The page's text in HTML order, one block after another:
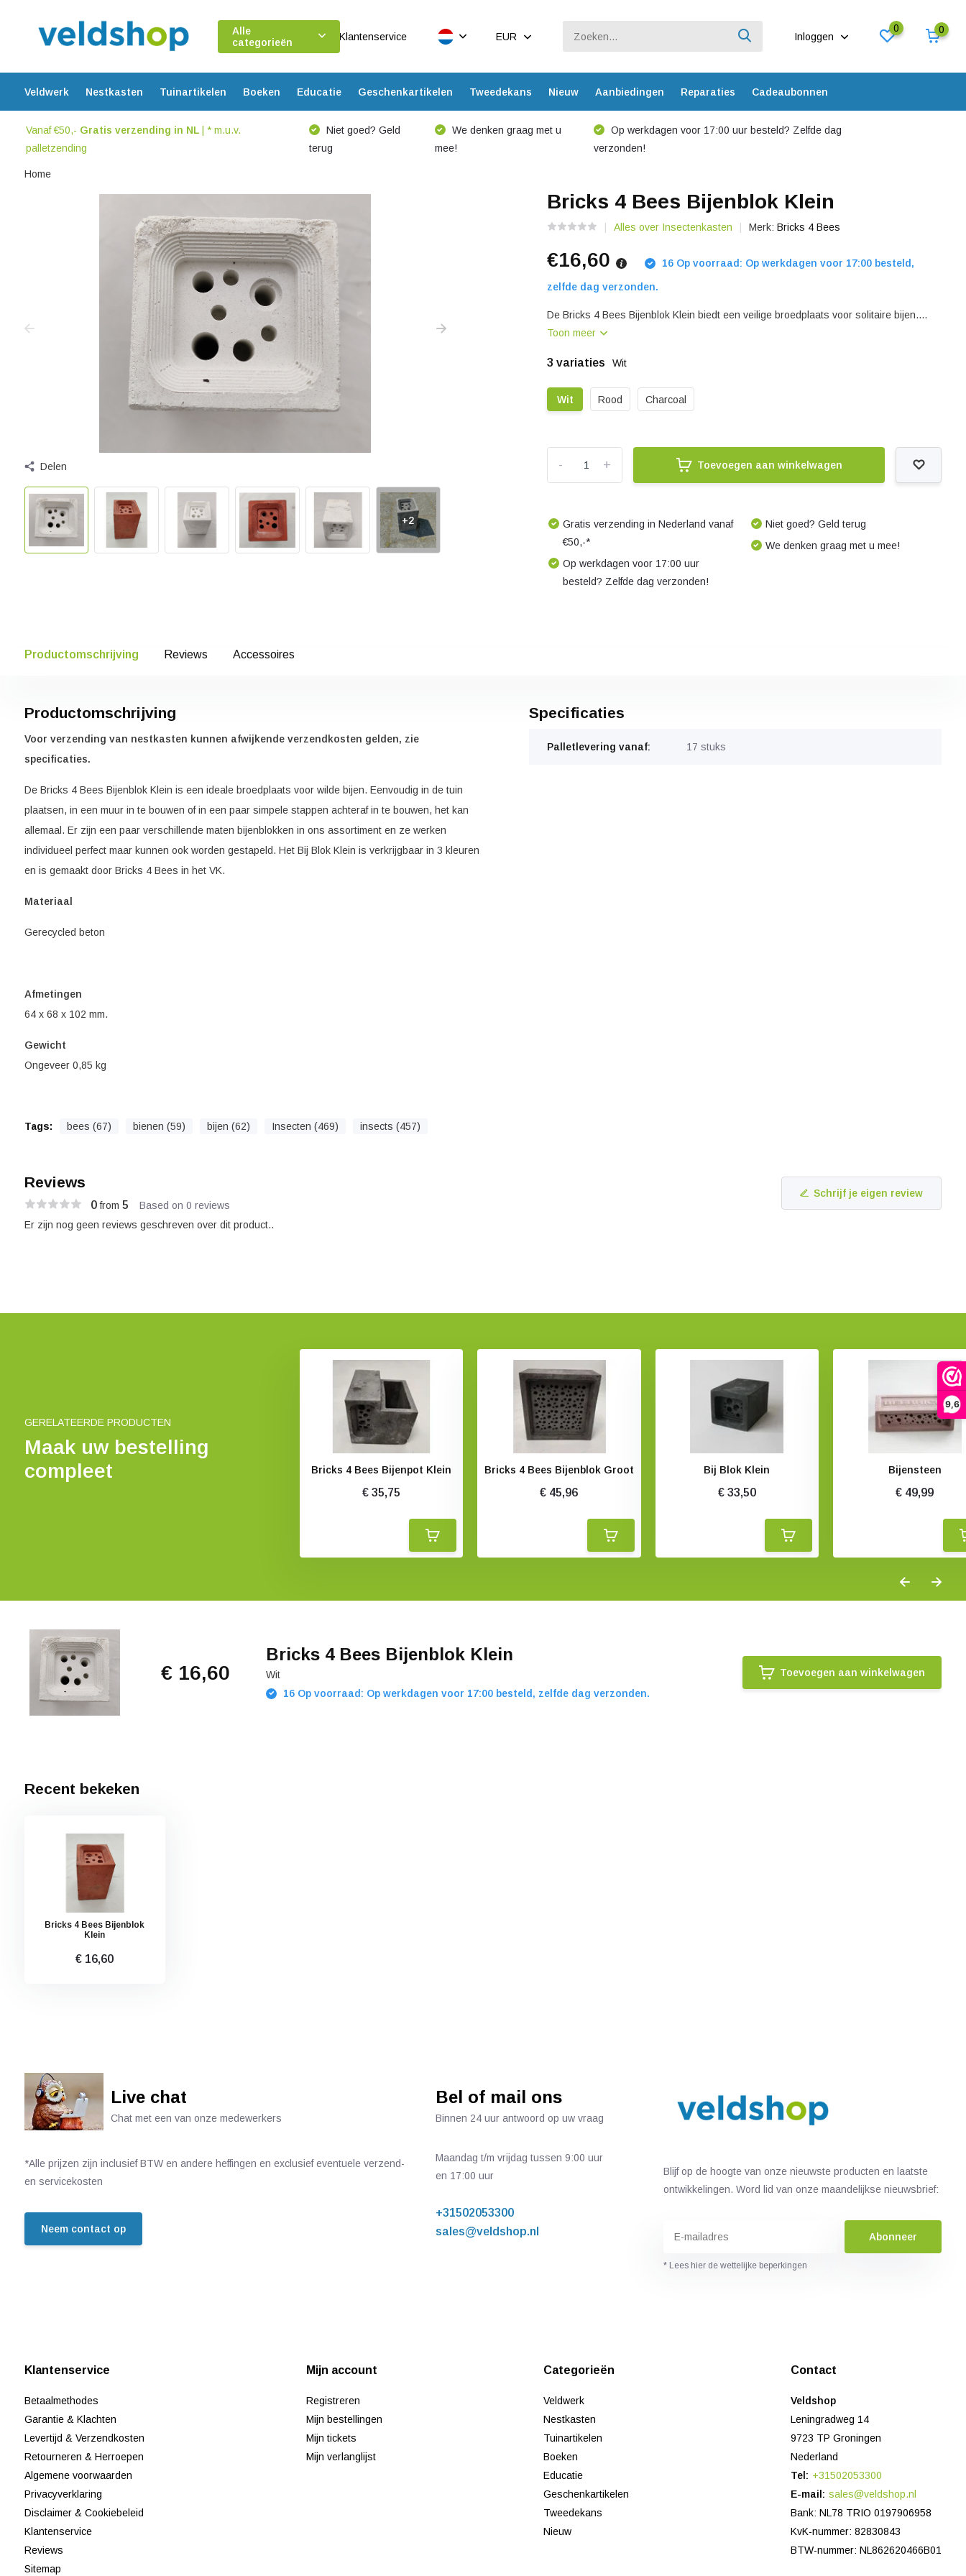
9,6
Alle
categorieën
Klantenservice EUR Inloggen
0 0
Veldwerk Nestkasten Tuinartikelen Boeken Educatie Geschenkartikelen Tweedekans Nieuw Aanbiedingen Reparaties Cadeaubonnen
Vanaf €50,- Gratis verzending in NL| * m.u.v.
palletzending
Niet goed? Geld
terug
We denken graag met u
mee!
Op werkdagen voor 17:00 uur besteld? Zelfde dag
verzonden!
Home
Delen
+2
Bricks 4 Bees Bijenblok Klein
Alles over Insectenkasten Merk:Bricks 4 Bees
€16,60 16 Op voorraad: Op werkdagen voor 17:00 besteld,
zelfde dag verzonden.
De Bricks 4 Bees Bijenblok Klein biedt een veilige broedplaats voor solitaire bijen....
Toon meer
3 variaties Wit
Wit Rood Charcoal
+
- Toevoegen aan winkelwagen
Gratis verzending in Nederland vanaf
€50,-*
Op werkdagen voor 17:00 uur
besteld? Zelfde dag verzonden!
Niet goed? Geld terug
We denken graag met u mee!
Productomschrijving Reviews Accessoires
Productomschrijving
Voor verzending van nestkasten kunnen afwijkende verzendkosten gelden, zie
specificaties.
De Bricks 4 Bees Bijenblok Klein is een ideale broedplaats voor wilde bijen. Eenvoudig in de tuin
plaatsen, in een muur in te bouwen of in een paar simpele stappen achteraf in te bouwen, het kan
allemaal. Er zijn een paar verschillende maten bijenblokken in ons assortiment en ze werken
individueel perfect maar kunnen ook worden gestapeld. Het Bij Blok Klein is verkrijgbaar in 3 kleuren
en is gemaakt door Bricks 4 Bees in het VK.
Materiaal
Gerecycled beton
Afmetingen
64 x 68 x 102 mm.
Gewicht
Ongeveer 0,85 kg
Tags: bees (67) bienen (59) bijen (62) Insecten (469) insects (457)
Specificaties
Palletlevering vanaf: 17 stuks
Reviews
0from 5 Based on 0 reviews
Schrijf je eigen review
Er zijn nog geen reviews geschreven over dit product..
GERELATEERDE PRODUCTEN
Maak uw bestelling
compleet
Bricks 4 Bees Bijenpot Klein
€ 35,75
Bricks 4 Bees Bijenblok Groot
€ 45,96
Bij Blok Klein
€ 33,50
Bijensteen
€ 49,99
€ 16,60
Bricks 4 Bees Bijenblok Klein
Wit
16 Op voorraad: Op werkdagen voor 17:00 besteld, zelfde dag verzonden.
Toevoegen aan winkelwagen
Recent bekeken
Bricks 4 Bees Bijenblok
Klein
€ 16,60
Live chat
Chat met een van onze medewerkers
*Alle prijzen zijn inclusief BTW en andere heffingen en exclusief eventuele verzend-
en servicekosten
Neem contact op
Bel of mail ons
Binnen 24 uur antwoord op uw vraag
Maandag t/m vrijdag tussen 9:00 uur
en 17:00 uur
+31502053300
sales@veldshop.nl
Blijf op de hoogte van onze nieuwste producten en laatste
ontwikkelingen. Word lid van onze maandelijkse nieuwsbrief:
Abonneer
* Lees hier de wettelijke beperkingen
Klantenservice
Betaalmethodes
Garantie & Klachten
Levertijd & Verzendkosten
Retourneren & Herroepen
Algemene voorwaarden
Privacyverklaring
Disclaimer & Cookiebeleid
Klantenservice
Reviews
Sitemap
Mijn account
Registreren
Mijn bestellingen
Mijn tickets
Mijn verlanglijst
Categorieën
Veldwerk
Nestkasten
Tuinartikelen
Boeken
Educatie
Geschenkartikelen
Tweedekans
Nieuw
Contact
Veldshop
Leningradweg 14
9723 TP Groningen
Nederland
Tel: +31502053300
E-mail: sales@veldshop.nl
Bank: NL78 TRIO 0197906958
KvK-nummer: 82830843
BTW-nummer: NL862620466B01